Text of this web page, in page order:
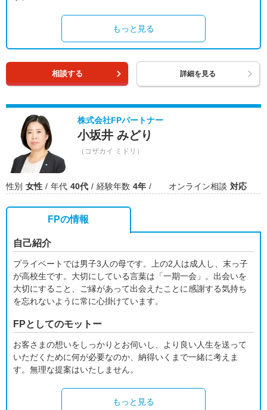
もっと見る
相談する 詳細を見る
株式会社FPパートナー
小坂井 みどり
（コザカイ ミドリ）
性別 女性 年代 40代 経験年数 4年 オンライン相談 対応
FPの情報
自己紹介
プライベートでは男子3人の母です。上の2人は成人し、末っ子
が高校生です。大切にしている言葉は「一期一会」。出会いを
大切にすること、ご縁があって出会えたことに感謝する気持ち
を忘れないように常に心掛けています。
FPとしてのモットー
お客さまの想いをしっかりとお伺いし、より良い人生を送って
いただくために何が必要なのか、納得いくまで一緒に考えま
す。無理な提案はいたしません。
もっと見る